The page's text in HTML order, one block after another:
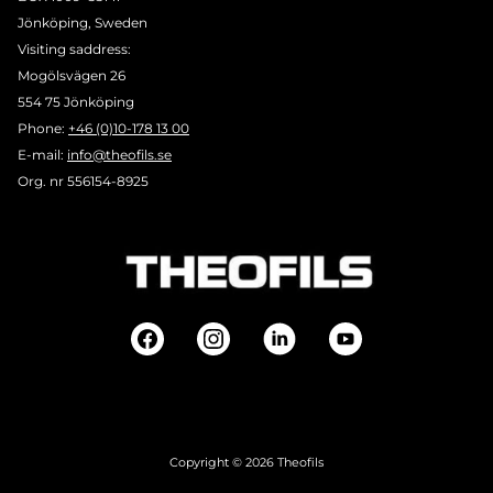
Jönköping, Sweden
Visiting saddress:
Mogölsvägen 26
554 75 Jönköping
Phone: +46 (0)10-178 13 00
E-mail: info@theofils.se
Org. nr 556154-8925
Copyright © 2026 Theofils